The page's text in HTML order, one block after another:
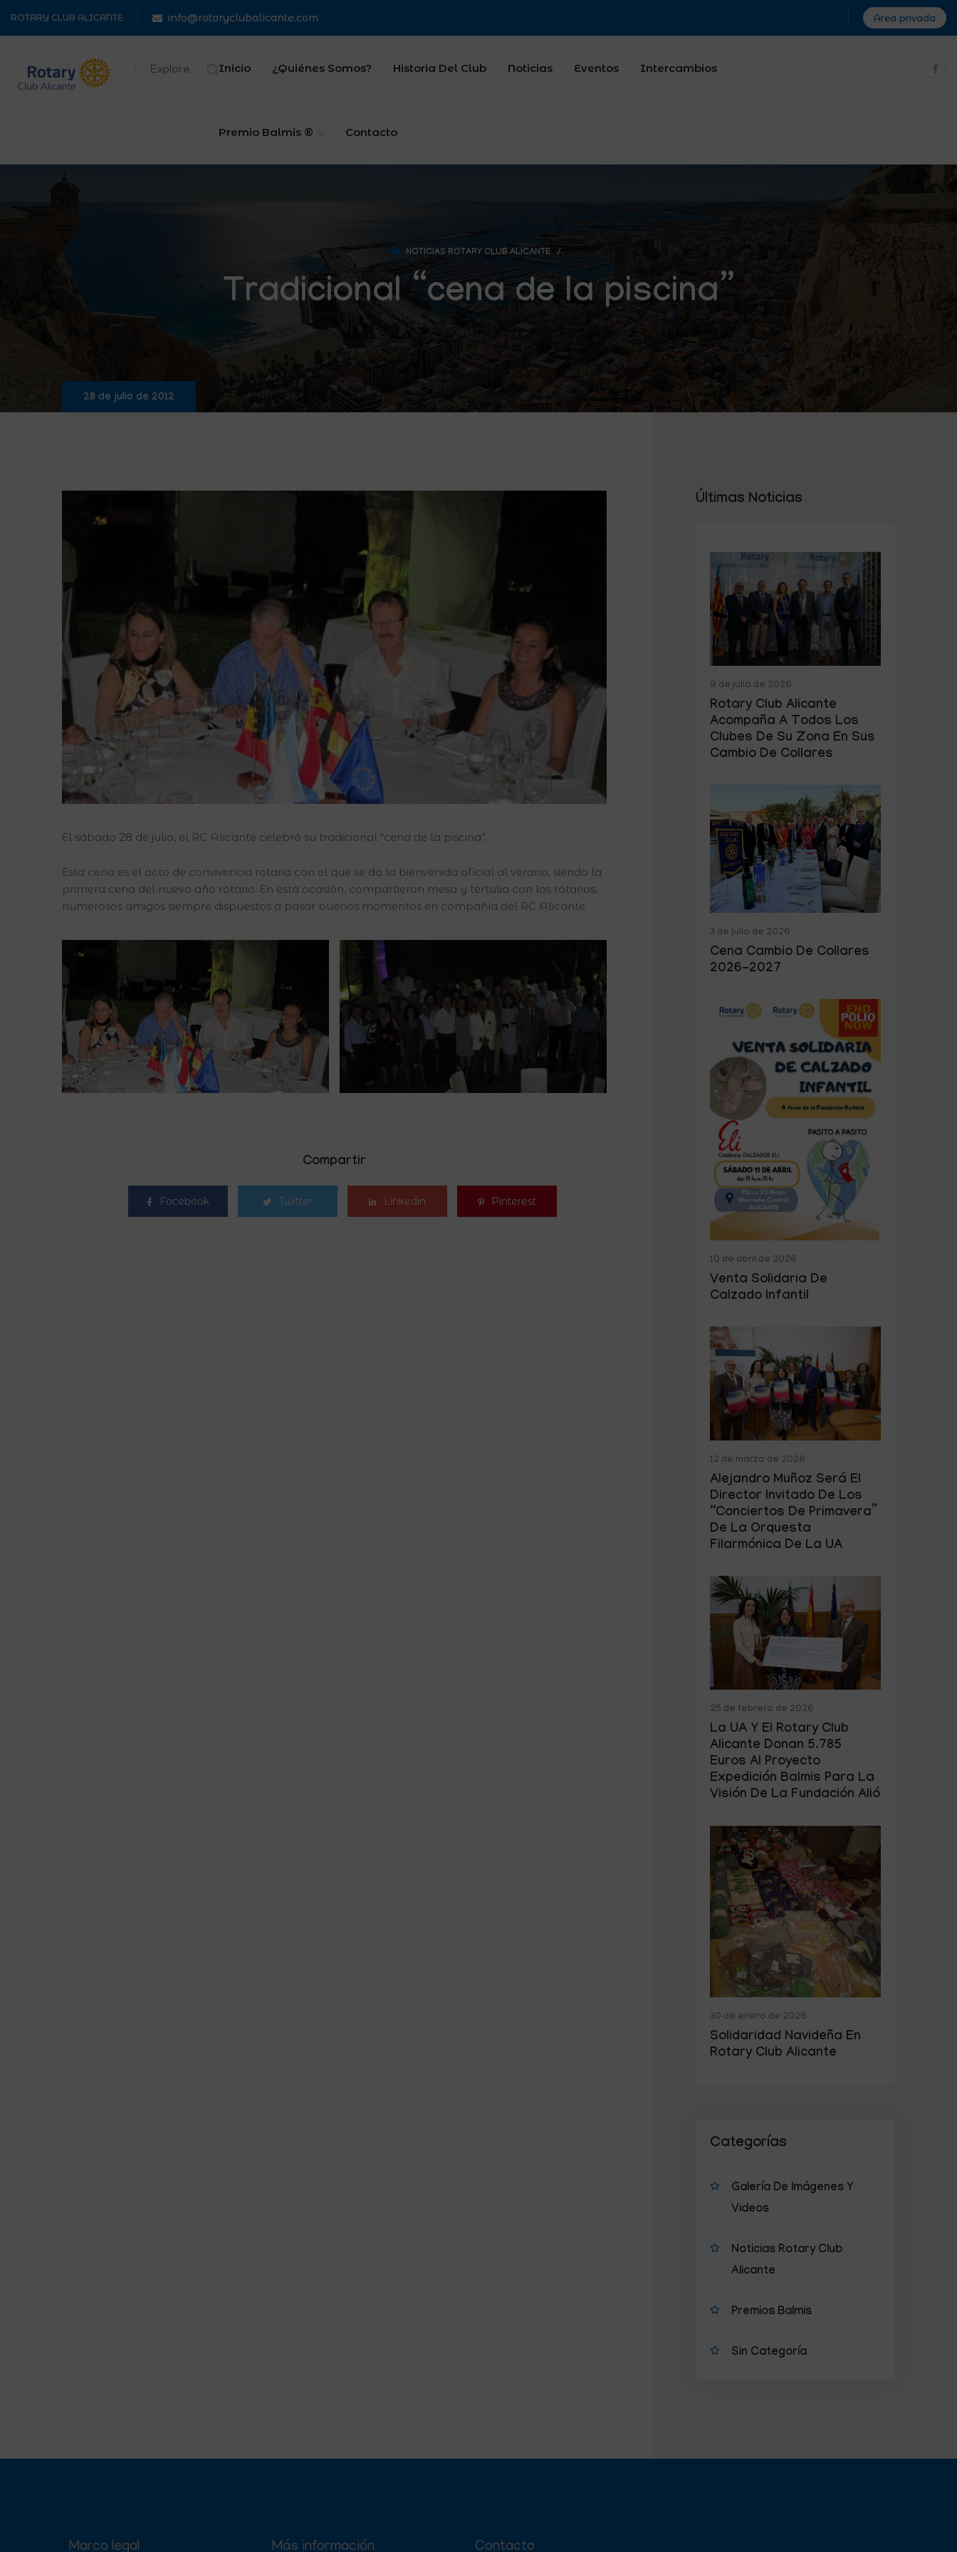
ROTARY CLUB ALICANTE info@rotaryclubalicante.com Área privada
Explore Inicio ¿Quiénes Somos? Historia Del Club Noticias Eventos Intercambios
Premio Balmis ® Contacto
NOTICIAS ROTARY CLUB ALICANTE /
Tradicional “cena de la piscina”
28 de julio de 2012
El sábado 28 de julio, el RC Alicante celebró su tradicional “cena de la piscina”.
Esta cena es el acto de convivencia rotaria con el que se da la bienvenida oficial al verano, siendo la
primera cena del nuevo año rotario. En esta ocasión, compartieron mesa y tertulia con los rotarios,
numerosos amigos siempre dispuestos a pasar buenos momentos en compañía del RC Alicante.
Compartir
Facebook Twitter Linkedin Pinterest
Últimas Noticias
9 de julio de 2026
Rotary Club Alicante
Acompaña A Todos Los
Clubes De Su Zona En Sus
Cambio De Collares
3 de julio de 2026
Cena Cambio De Collares
2026-2027
10 de abril de 2026
Venta Solidaria De
Calzado Infantil
12 de marzo de 2026
Alejandro Muñoz Será El
Director Invitado De Los
“Conciertos De Primavera”
De La Orquesta
Filarmónica De La UA
25 de febrero de 2026
La UA Y El Rotary Club
Alicante Donan 5.785
Euros Al Proyecto
Expedición Balmis Para La
Visión De La Fundación Alió
30 de enero de 2026
Solidaridad Navideña En
Rotary Club Alicante
Categorías
Galería De Imágenes Y
Videos
Noticias Rotary Club
Alicante
Premios Balmis
Sin Categoría
Marco legal Más información Contacto